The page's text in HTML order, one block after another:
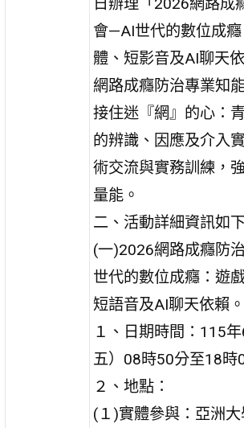
會—AI世代的數位成
體、短影音及AI聊天
網路成癮防治專業知
接住迷『網』的心：
的辨識、因應及介入
術交流與實務訓練，
量能。
二、活動詳細資訊如下
(一)2026網路成癮防
世代的數位成癮：遊
短語音及AI聊天依賴。
１、日期時間：115
五）08時50分至18時
２、地點：
(１)實體參與：亞洲